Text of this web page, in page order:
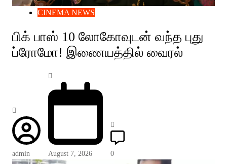
CINEMA NEWS
பிக் பாஸ் 10 லோகோவுடன் வந்த புது
ப்ரோமோ! இணையத்தில் வைரல்
admin August 7, 2026 0